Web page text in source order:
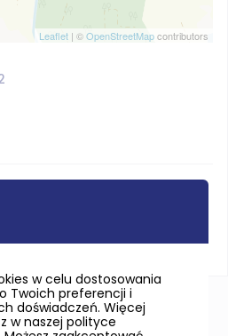
Leaflet | ©OpenStreetMapcontributors
w celu dostosowania
Twoich preferencji i
doświadczeń. Więcej
w naszej polityce